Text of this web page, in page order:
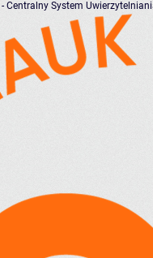
- Centralny System